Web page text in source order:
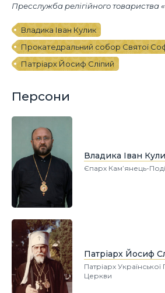
Пресслужба релігійного товариства
Владика Іван Кулик
Прокатедральний собор Святої
Патріарх Йосиф Сліпий
Персони
Владика Іван
Єпарх Кам’янець-
Патріарх Йосиф
Патріарх
Церкви